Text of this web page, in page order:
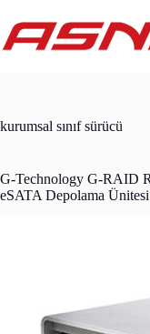
content
kurumsal sınıf sürücü
G-Technology G-RAID
eSATA Depolama Ünitesi